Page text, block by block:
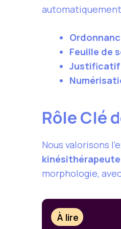
Feuille de
Justificatif
Rôle Clé
Nous valorisons
kinésithérapeute
morphologie,
À lire